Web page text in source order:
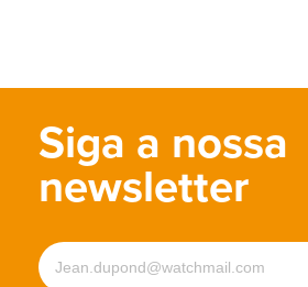
Siga a nossa
newsletter